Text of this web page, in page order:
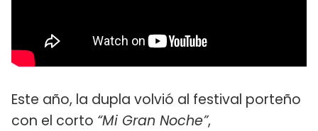
Este año, la dupla volvió al festival porteño
con el corto “Mi Gran Noche”,